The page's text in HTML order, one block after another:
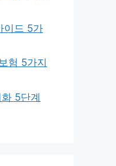
이드 5가
험 5가지
5단계